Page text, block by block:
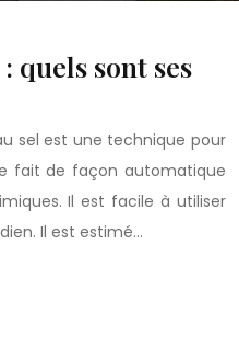
quels sont ses
sel est une technique pour
fait de façon automatique
Il est facile à utiliser
Il est estimé…